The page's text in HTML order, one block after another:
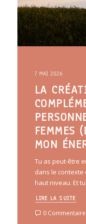
7 MAI 2026
LA
FEMMES
MON
Tu as peut-être
dans le contexte
haut niveau. Et
LIRE LA SUITE
0 Commentaire